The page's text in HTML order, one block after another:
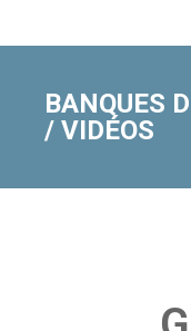
BANQUES
/ VIDÉOS